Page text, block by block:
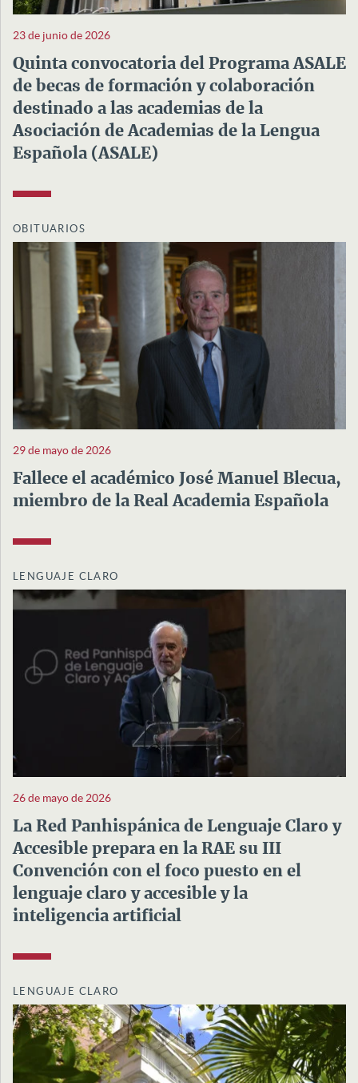
23 de junio de 2026
Quinta convocatoria del Programa ASALE
de becas de formación y colaboración
destinado a las academias de la
Asociación de Academias de la Lengua
Española (ASALE)
OBITUARIOS
29 de mayo de 2026
Fallece el académico José Manuel Blecua,
miembro de la Real Academia Española
LENGUAJE CLARO
26 de mayo de 2026
La Red Panhispánica de Lenguaje Claro y
Accesible prepara en la RAE su III
Convención con el foco puesto en el
lenguaje claro y accesible y la
inteligencia artificial
LENGUAJE CLARO